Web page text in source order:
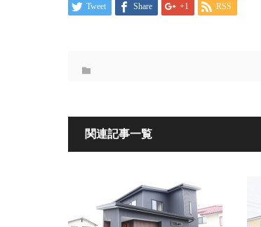
Tweet Share +1 RSS
関連記事一覧